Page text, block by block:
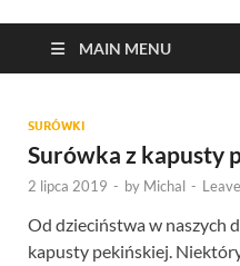
MAIN MENU
SURÓWKI
Surówka z kapusty
2 lipca 2019 - by Michal -
Od dzieciństwa w naszych
kapusty pekińskiej.